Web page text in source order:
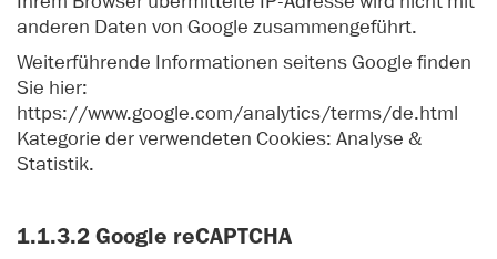
anderen Daten von Google zusammengeführt.
Weiterführende Informationen seitens Google finden
Sie hier:
https://www.google.com/analytics/terms/de.html
Kategorie der verwendeten Cookies: Analyse &
Statistik.
1.1.3.2 Google reCAPTCHA